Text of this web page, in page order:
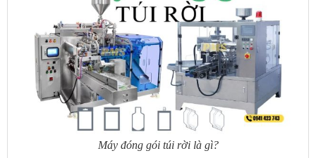
Máy đóng gói túi rời là gì?